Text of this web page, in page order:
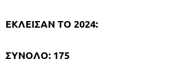
ΕΚΛΕΙΣΑΝ ΤΟ 2024:
ΣΥΝΟΛΟ: 175